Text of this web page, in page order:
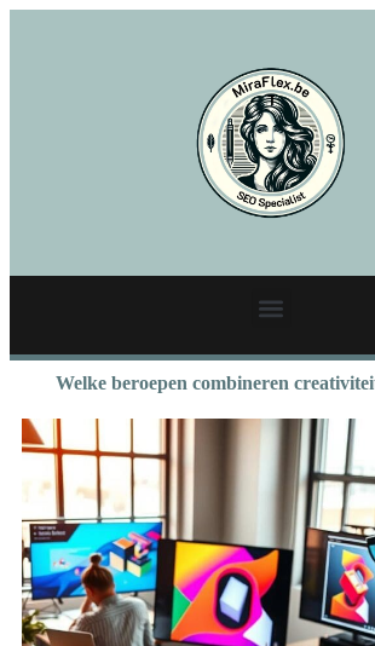
Welke beroepen combineren